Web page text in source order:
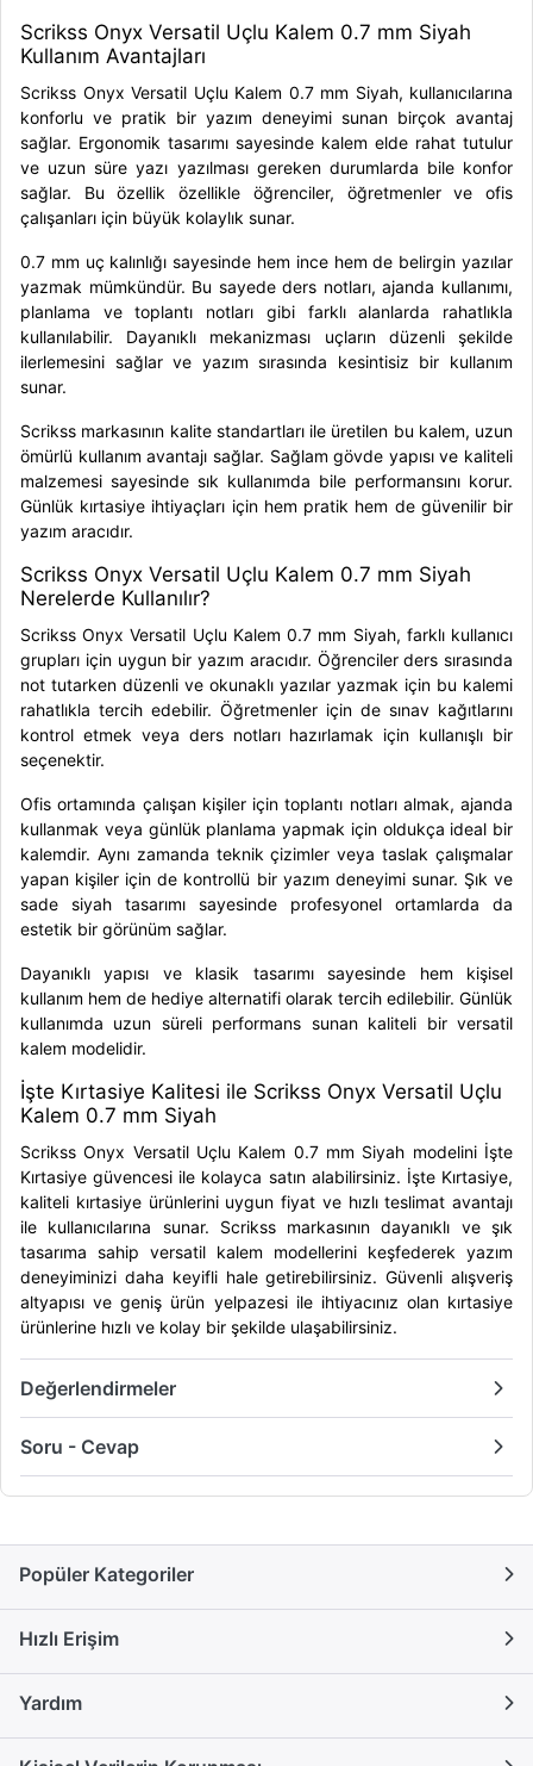
Scrikss Onyx Versatil Uçlu Kalem 0.7 mm Siyah
Kullanım Avantajları
Scrikss Onyx Versatil Uçlu Kalem 0.7 mm Siyah, kullanıcılarına
konforlu ve pratik bir yazım deneyimi sunan birçok avantaj
sağlar. Ergonomik tasarımı sayesinde kalem elde rahat tutulur
ve uzun süre yazı yazılması gereken durumlarda bile konfor
sağlar. Bu özellik özellikle öğrenciler, öğretmenler ve ofis
çalışanları için büyük kolaylık sunar.
0.7 mm uç kalınlığı sayesinde hem ince hem de belirgin yazılar
yazmak mümkündür. Bu sayede ders notları, ajanda kullanımı,
planlama ve toplantı notları gibi farklı alanlarda rahatlıkla
kullanılabilir. Dayanıklı mekanizması uçların düzenli şekilde
ilerlemesini sağlar ve yazım sırasında kesintisiz bir kullanım
sunar.
Scrikss markasının kalite standartları ile üretilen bu kalem, uzun
ömürlü kullanım avantajı sağlar. Sağlam gövde yapısı ve kaliteli
malzemesi sayesinde sık kullanımda bile performansını korur.
Günlük kırtasiye ihtiyaçları için hem pratik hem de güvenilir bir
yazım aracıdır.
Scrikss Onyx Versatil Uçlu Kalem 0.7 mm Siyah
Nerelerde Kullanılır?
Scrikss Onyx Versatil Uçlu Kalem 0.7 mm Siyah, farklı kullanıcı
grupları için uygun bir yazım aracıdır. Öğrenciler ders sırasında
not tutarken düzenli ve okunaklı yazılar yazmak için bu kalemi
rahatlıkla tercih edebilir. Öğretmenler için de sınav kağıtlarını
kontrol etmek veya ders notları hazırlamak için kullanışlı bir
seçenektir.
Ofis ortamında çalışan kişiler için toplantı notları almak, ajanda
kullanmak veya günlük planlama yapmak için oldukça ideal bir
kalemdir. Aynı zamanda teknik çizimler veya taslak çalışmalar
yapan kişiler için de kontrollü bir yazım deneyimi sunar. Şık ve
sade siyah tasarımı sayesinde profesyonel ortamlarda da
estetik bir görünüm sağlar.
Dayanıklı yapısı ve klasik tasarımı sayesinde hem kişisel
kullanım hem de hediye alternatifi olarak tercih edilebilir. Günlük
kullanımda uzun süreli performans sunan kaliteli bir versatil
kalem modelidir.
İşte Kırtasiye Kalitesi ile Scrikss Onyx Versatil Uçlu
Kalem 0.7 mm Siyah
Scrikss Onyx Versatil Uçlu Kalem 0.7 mm Siyah modelini İşte
Kırtasiye güvencesi ile kolayca satın alabilirsiniz. İşte Kırtasiye,
kaliteli kırtasiye ürünlerini uygun fiyat ve hızlı teslimat avantajı
ile kullanıcılarına sunar. Scrikss markasının dayanıklı ve şık
tasarıma sahip versatil kalem modellerini keşfederek yazım
deneyiminizi daha keyifli hale getirebilirsiniz. Güvenli alışveriş
altyapısı ve geniş ürün yelpazesi ile ihtiyacınız olan kırtasiye
ürünlerine hızlı ve kolay bir şekilde ulaşabilirsiniz.
Değerlendirmeler
Soru - Cevap
Popüler Kategoriler
Hızlı Erişim
Yardım